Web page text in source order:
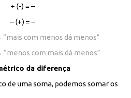
+ (-) = –
– (+) = –
com menos dá menos”
com mais dá menos”
da diferença
de uma soma, podemos somar os